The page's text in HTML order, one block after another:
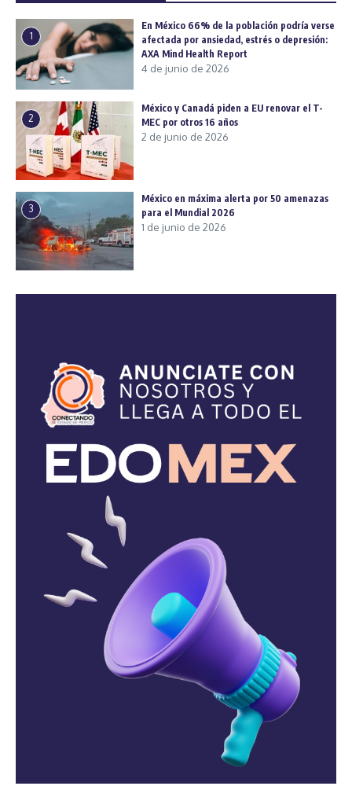
1
En México 66% de la población podría verse
afectada por ansiedad, estrés o depresión:
AXA Mind Health Report
4 de junio de 2026
2
México y Canadá piden a EU renovar el T-
MEC por otros 16 años
2 de junio de 2026
3
México en máxima alerta por 50 amenazas
para el Mundial 2026
1 de junio de 2026